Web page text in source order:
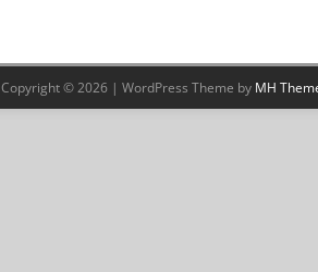
Copyright © 2026 | WordPress Theme by MH